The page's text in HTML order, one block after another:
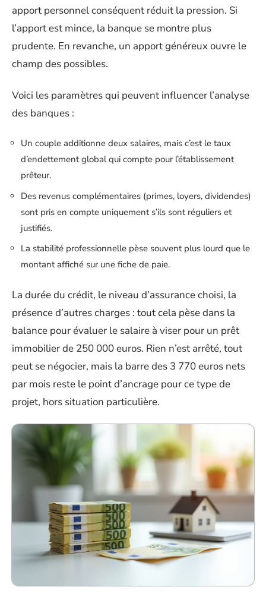
apport personnel conséquent réduit la pression. Si
l’apport est mince, la banque se montre plus
prudente. En revanche, un apport généreux ouvre le
champ des possibles.
Voici les paramètres qui peuvent influencer l’analyse
des banques :
Un couple additionne deux salaires, mais c’est le taux
d’endettement global qui compte pour l’établissement
prêteur.
Des revenus complémentaires (primes, loyers, dividendes)
sont pris en compte uniquement s’ils sont réguliers et
justifiés.
La stabilité professionnelle pèse souvent plus lourd que le
montant affiché sur une fiche de paie.
La durée du crédit, le niveau d’assurance choisi, la
présence d’autres charges : tout cela pèse dans la
balance pour évaluer le salaire à viser pour un prêt
immobilier de 250 000 euros. Rien n’est arrêté, tout
peut se négocier, mais la barre des 3 770 euros nets
par mois reste le point d’ancrage pour ce type de
projet, hors situation particulière.